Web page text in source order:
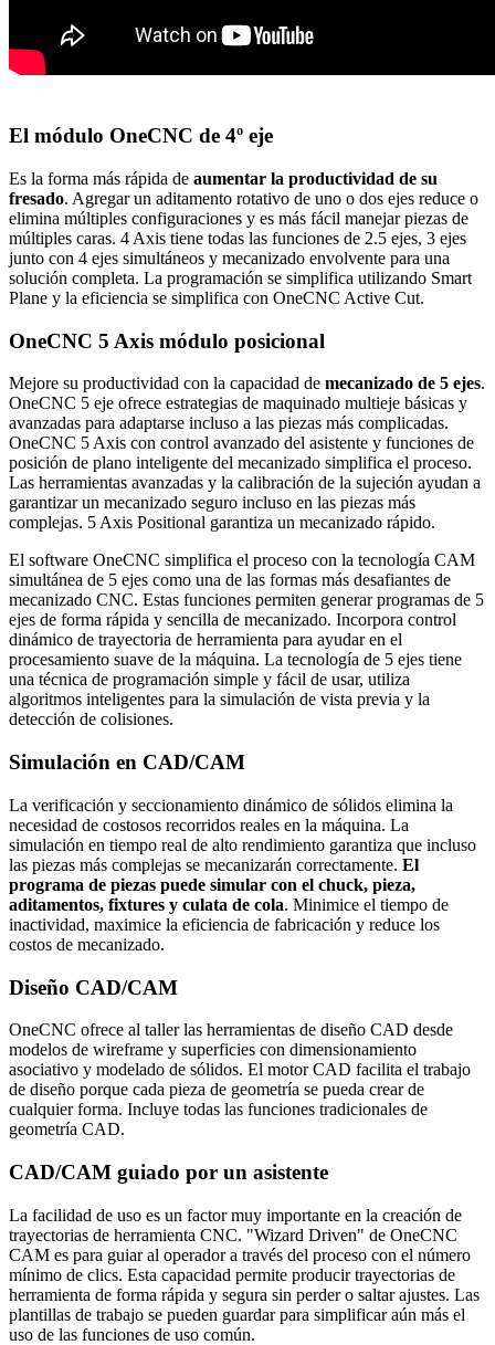
El módulo OneCNC de 4º eje
Es la forma más rápida de aumentar la productividad de su
fresado. Agregar un aditamento rotativo de uno o dos ejes reduce o
elimina múltiples configuraciones y es más fácil manejar piezas de
múltiples caras. 4 Axis tiene todas las funciones de 2.5 ejes, 3 ejes
junto con 4 ejes simultáneos y mecanizado envolvente para una
solución completa. La programación se simplifica utilizando Smart
Plane y la eficiencia se simplifica con OneCNC Active Cut.
OneCNC 5 Axis módulo posicional
Mejore su productividad con la capacidad de mecanizado de 5 ejes.
OneCNC 5 eje ofrece estrategias de maquinado multieje básicas y
avanzadas para adaptarse incluso a las piezas más complicadas.
OneCNC 5 Axis con control avanzado del asistente y funciones de
posición de plano inteligente del mecanizado simplifica el proceso.
Las herramientas avanzadas y la calibración de la sujeción ayudan a
garantizar un mecanizado seguro incluso en las piezas más
complejas. 5 Axis Positional garantiza un mecanizado rápido.
El software OneCNC simplifica el proceso con la tecnología CAM
simultánea de 5 ejes como una de las formas más desafiantes de
mecanizado CNC. Estas funciones permiten generar programas de 5
ejes de forma rápida y sencilla de mecanizado. Incorpora control
dinámico de trayectoria de herramienta para ayudar en el
procesamiento suave de la máquina. La tecnología de 5 ejes tiene
una técnica de programación simple y fácil de usar, utiliza
algoritmos inteligentes para la simulación de vista previa y la
detección de colisiones.
Simulación en CAD/CAM
La verificación y seccionamiento dinámico de sólidos elimina la
necesidad de costosos recorridos reales en la máquina. La
simulación en tiempo real de alto rendimiento garantiza que incluso
las piezas más complejas se mecanizarán correctamente. El
programa de piezas puede simular con el chuck, pieza,
aditamentos, fixtures y culata de cola. Minimice el tiempo de
inactividad, maximice la eficiencia de fabricación y reduce los
costos de mecanizado.
Diseño CAD/CAM
OneCNC ofrece al taller las herramientas de diseño CAD desde
modelos de wireframe y superficies con dimensionamiento
asociativo y modelado de sólidos. El motor CAD facilita el trabajo
de diseño porque cada pieza de geometría se pueda crear de
cualquier forma. Incluye todas las funciones tradicionales de
geometría CAD.
CAD/CAM guiado por un asistente
La facilidad de uso es un factor muy importante en la creación de
trayectorias de herramienta CNC. "Wizard Driven" de OneCNC
CAM es para guiar al operador a través del proceso con el número
mínimo de clics. Esta capacidad permite producir trayectorias de
herramienta de forma rápida y segura sin perder o saltar ajustes. Las
plantillas de trabajo se pueden guardar para simplificar aún más el
uso de las funciones de uso común.